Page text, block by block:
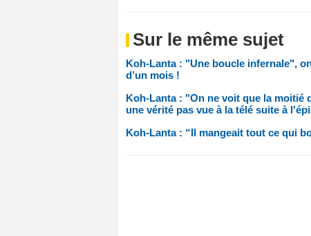
Sur le même sujet
Koh-Lanta : "Une boucle infernale",
d’un mois !
Koh-Lanta : "On ne voit que la moitié
une vérité pas vue à la télé suite à
Koh-Lanta : “Il mangeait tout ce qui